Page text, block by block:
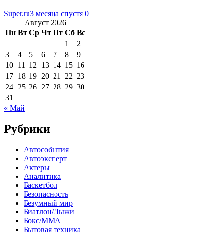
Super.ru3 месяца спустя 0
Август 2026
Пн Вт Ср Чт Пт Сб Вс
1
2
3
4 5 6 7 8
9
10 11 12 13 14 15 16
17 18 19 20 21 22 23
24 25 26 27 28 29 30
31
« Май
Рубрики
Автособытия
Автоэксперт
Актеры
Аналитика
Баскетбол
Безопасность
Безумный мир
Биатлон/Лыжи
Бокс/MMA
Бытовая техника